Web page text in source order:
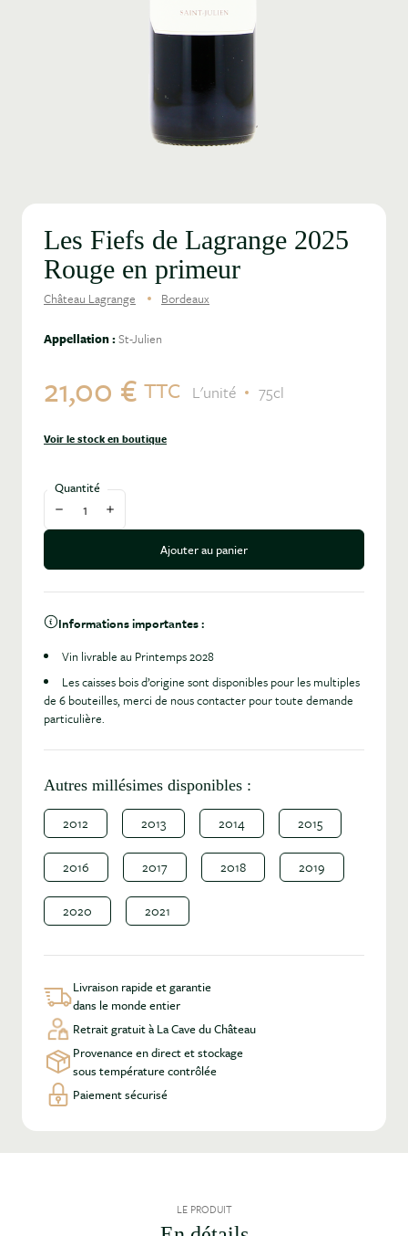
Les Fiefs de Lagrange 2025
Rouge en primeur
Château Lagrange Bordeaux
Appellation :St-Julien
21,00 € TTC L'unité 75cl
Voir le stock en boutique
Quantité
Diminuer la quantité
Augmenter la quantité
Ajouter au panier
Informations importantes :
Vin livrable au Printemps 2028
Les caisses bois d’origine sont disponibles pour les multiples
de 6 bouteilles, merci de nous contacter pour toute demande
particulière.
Autres millésimes disponibles :
2012 2013 2014 2015
2016 2017 2018 2019
2020 2021
Livraison rapide et garantie
dans le monde entier
Retrait gratuit à La Cave du Château
Provenance en direct et stockage
sous température contrôlée
Paiement sécurisé
LE PRODUIT